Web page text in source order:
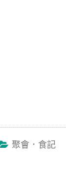
聚會．食記